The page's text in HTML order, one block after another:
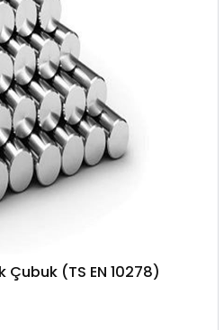
(TS EN 10278)